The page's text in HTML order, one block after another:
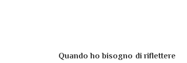
Quando ho bisogno di riflettere